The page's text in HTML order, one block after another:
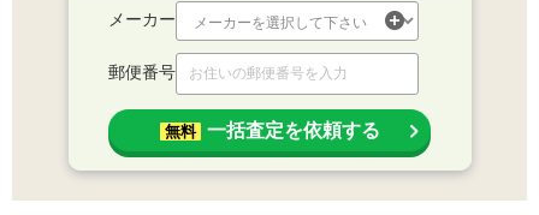
メーカー
郵便番号
無料 一括査定を依頼する